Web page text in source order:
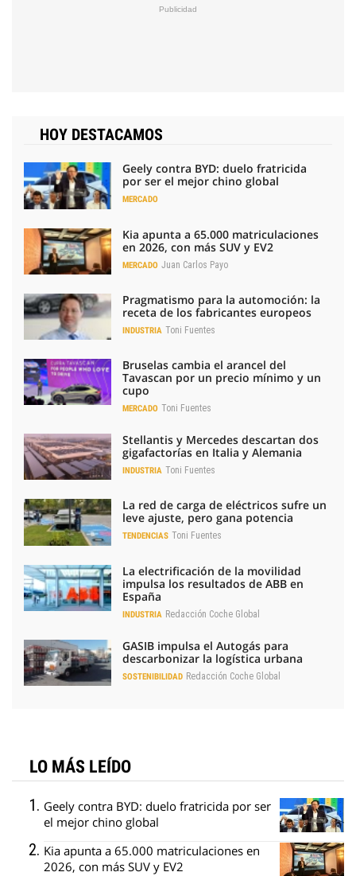
HOY DESTACAMOS
Geely contra BYD: duelo fratricida
por ser el mejor chino global
MERCADO
Kia apunta a 65.000 matriculaciones
en 2026, con más SUV y EV2
MERCADO Juan Carlos Payo
Pragmatismo para la automoción: la
receta de los fabricantes europeos
INDUSTRIA Toni Fuentes
Bruselas cambia el arancel del
Tavascan por un precio mínimo y un
cupo
MERCADO Toni Fuentes
Stellantis y Mercedes descartan dos
gigafactorías en Italia y Alemania
INDUSTRIA Toni Fuentes
La red de carga de eléctricos sufre un
leve ajuste, pero gana potencia
TENDENCIAS Toni Fuentes
La electrificación de la movilidad
impulsa los resultados de ABB en
España
INDUSTRIA Redacción Coche Global
GASIB impulsa el Autogás para
descarbonizar la logística urbana
SOSTENIBILIDAD Redacción Coche Global
LO MÁS LEÍDO
Geely contra BYD: duelo fratricida por ser
el mejor chino global
Kia apunta a 65.000 matriculaciones en
2026, con más SUV y EV2